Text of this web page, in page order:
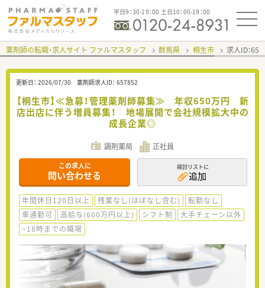
平日9：30-19：00 土日10：00-19：00
薬剤師の転職・求人サイト ファルマスタッフ 群馬県 桐生市 求人ID：
更新日： 2026/07/30 薬剤師求人ID： 657852
【桐生市】≪急募！管理薬剤師募集≫ 年収650万円 新
店出店に伴う増員募集！ 地場展開で会社規模拡大中の
成長企業◎
調剤薬局 正社員
この求人に
問い合わせる
検討リストに
追加
年間休日120日以上 残業なし(ほぼなし含む)
転勤なし
車通勤可
高給与(600万円以上) シフト制
大手チェーン以外
~18時までの職場